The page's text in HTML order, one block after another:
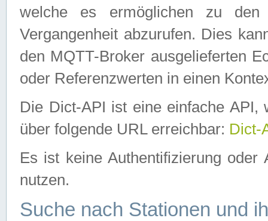
welche es ermöglichen zu den
Vergangenheit abzurufen. Dies
den MQTT-Broker ausgelieferten
oder Referenzwerten in einen
Die Dict-API ist eine einfache API,
über folgende URL erreichbar: Dict-
Es ist keine Authentifizierung
nutzen.
Suche nach Stationen und